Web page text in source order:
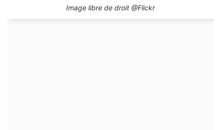
Image libre de droit @Flickr